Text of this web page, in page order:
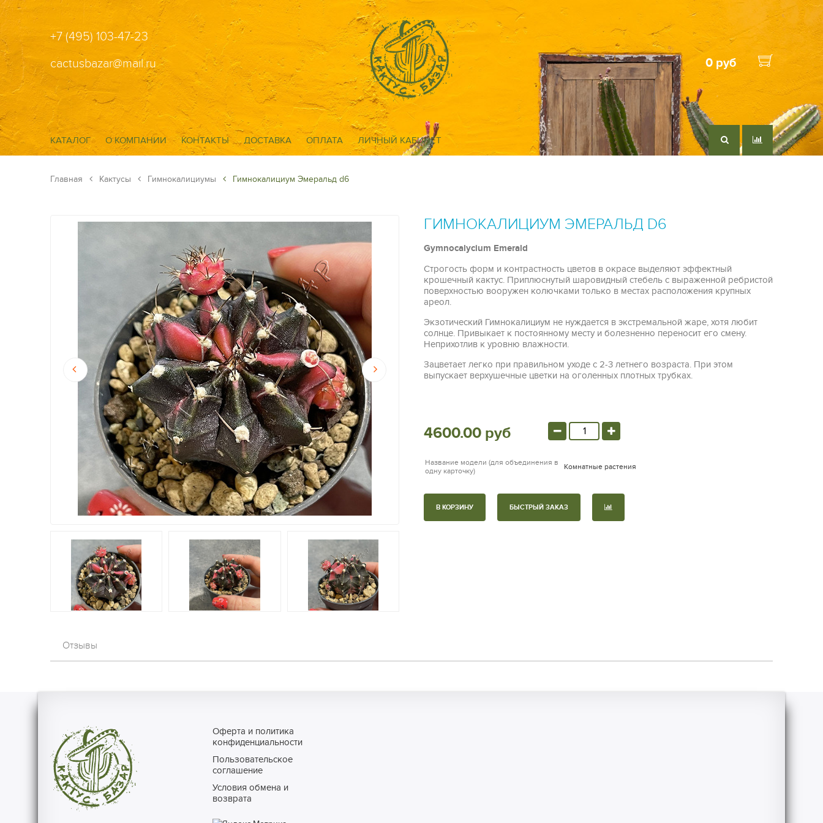
+7 (495) 103-47-23
cactusbazar@mail.ru
0 руб
КАТАЛОГ О КОМПАНИИ КОНТАКТЫ ДОСТАВКА ОПЛАТА ЛИЧНЫЙ КАБИНЕТ
Главная Кактусы Гимнокалициумы Гимнокалициум Эмеральд d6
ГИМНОКАЛИЦИУМ ЭМЕРАЛЬД D6
Gymnocalycium Emerald
Строгость форм и контрастность цветов в окрасе выделяют эффектный
крошечный кактус. Приплюснутый шаровидный стебель с выраженной ребристой
поверхностью вооружен колючками только в местах расположения крупных
ареол.
Экзотический Гимнокалициум не нуждается в экстремальной жаре, хотя любит
солнце. Привыкает к постоянному месту и болезненно переносит его смену.
Неприхотлив к уровню влажности.
Зацветает легко при правильном уходе с 2-3 летнего возраста. При этом
выпускает верхушечные цветки на оголенных плотных трубках.
4600.00 руб
Название модели (для объединения в
одну карточку)
Комнатные растения
В КОРЗИНУ БЫСТРЫЙ ЗАКАЗ
Отзывы
Оферта и политика
конфиденциальности
Пользовательское
соглашение
Условия обмена и
возврата